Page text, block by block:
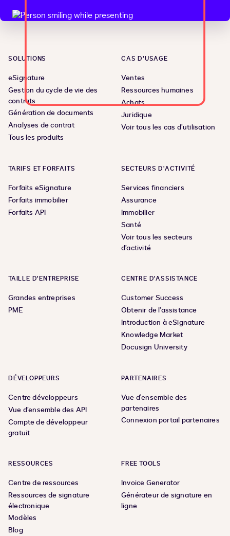
SOLUTIONS
eSignature
Gestion du cycle de vie des
contrats
Génération de documents
Analyses de contrat
Tous les produits
CAS D’USAGE
Ventes
Ressources humaines
Achats
Juridique
Voir tous les cas d’utilisation
TARIFS ET FORFAITS
Forfaits eSignature
Forfaits immobilier
Forfaits API
SECTEURS D’ACTIVITÉ
Services financiers
Assurance
Immobilier
Santé
Voir tous les secteurs
d’activité
TAILLE D’ENTREPRISE
Grandes entreprises
PME
CENTRE D’ASSISTANCE
Customer Success
Obtenir de l’assistance
Introduction à eSignature
Knowledge Market
Docusign University
DÉVELOPPEURS
Centre développeurs
Vue d’ensemble des API
Compte de développeur
gratuit
PARTENAIRES
Vue d'ensemble des
partenaires
Connexion portail partenaires
RESSOURCES
Centre de ressources
Ressources de signature
électronique
Modèles
Blog
FREE TOOLS
Invoice Generator
Générateur de signature en
ligne